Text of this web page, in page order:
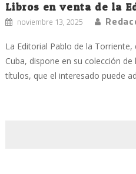
Libros en venta de la
noviembre 13, 2025
La Editorial Pablo de la
Cuba, dispone en su colección
títulos, que el interesado puede